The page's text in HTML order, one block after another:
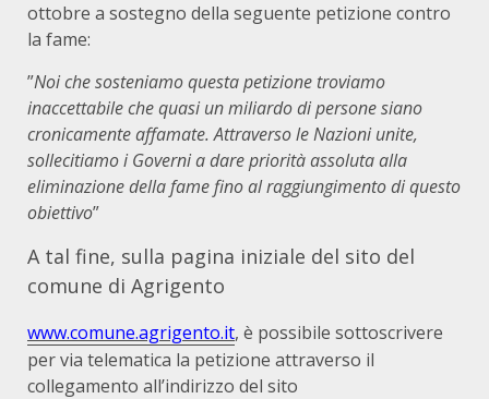
ottobre a sostegno della seguente petizione contro
la fame:
”Noi che sosteniamo questa petizione troviamo
inaccettabile che quasi un miliardo di persone siano
cronicamente affamate. Attraverso le Nazioni unite,
sollecitiamo i Governi a dare priorità assoluta alla
eliminazione della fame fino al raggiungimento di questo
obiettivo”
A tal fine, sulla pagina iniziale del sito del
comune di Agrigento
www.comune.agrigento.it, è possibile sottoscrivere
per via telematica la petizione attraverso il
collegamento all’indirizzo del sito